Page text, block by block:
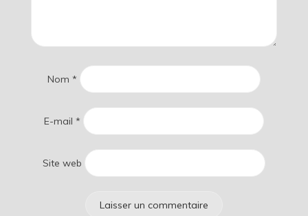
Nom *
E-mail *
Site web